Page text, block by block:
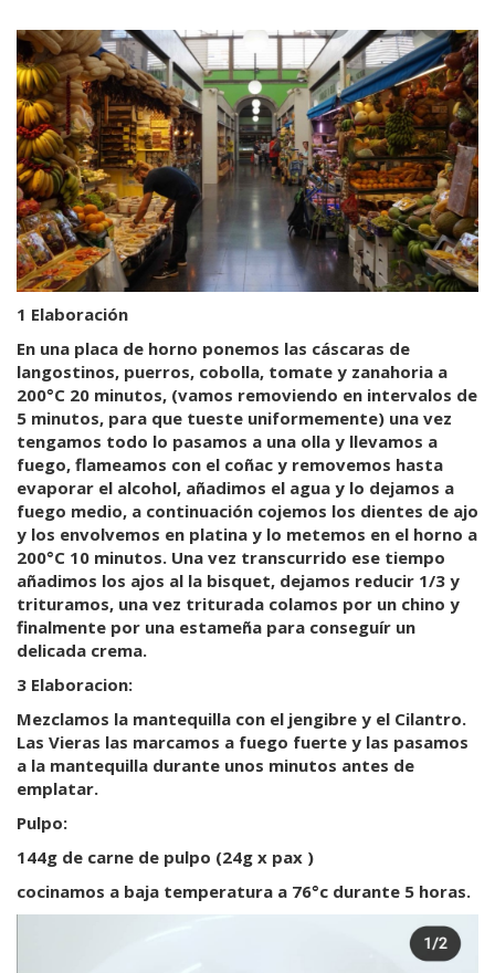
1 Elaboración
En una placa de horno ponemos las cáscaras de
langostinos, puerros, cobolla, tomate y zanahoria a
200°C 20 minutos, (vamos removiendo en intervalos de
5 minutos, para que tueste uniformemente) una vez
tengamos todo lo pasamos a una olla y llevamos a
fuego, flameamos con el coñac y removemos hasta
evaporar el alcohol, añadimos el agua y lo dejamos a
fuego medio, a continuación cojemos los dientes de ajo
y los envolvemos en platina y lo metemos en el horno a
200°C 10 minutos. Una vez transcurrido ese tiempo
añadimos los ajos al la bisquet, dejamos reducir 1/3 y
trituramos, una vez triturada colamos por un chino y
finalmente por una estameña para conseguír un
delicada crema.
3 Elaboracion:
Mezclamos la mantequilla con el jengibre y el Cilantro.
Las Vieras las marcamos a fuego fuerte y las pasamos
a la mantequilla durante unos minutos antes de
emplatar.
Pulpo:
144g de carne de pulpo (24g x pax )
cocinamos a baja temperatura a 76°c durante 5 horas.